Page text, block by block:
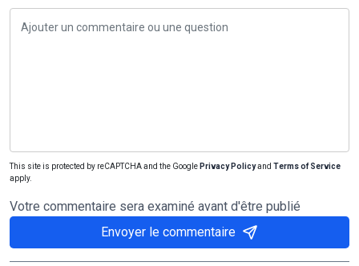
This site is protected by reCAPTCHA and the Google Privacy Policyand Terms of Service
apply.
Votre commentaire sera examiné avant d'être publié
Envoyer le commentaire